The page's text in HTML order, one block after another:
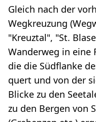
Gleich nach der
Wegkreuzung
"Kreuztal", "St.
Wanderweg in eine
die die Südflanke
quert und von der
Blicke zu den
zu den Bergen von